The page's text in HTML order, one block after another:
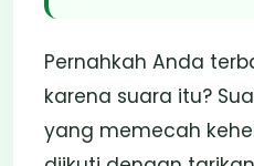
Pernahkah Anda
karena suara itu?
yang memecah